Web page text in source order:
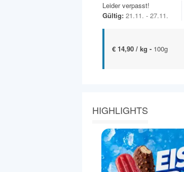
Leider verpasst!
Gültig: 21.11. - 27.11.
€ 14,90 / kg - 100g
HIGHLIGHTS